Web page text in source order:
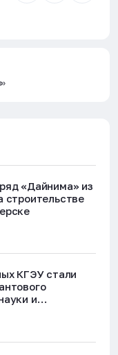
«Дайнима» из
строительстве
КГЭУ стали
и